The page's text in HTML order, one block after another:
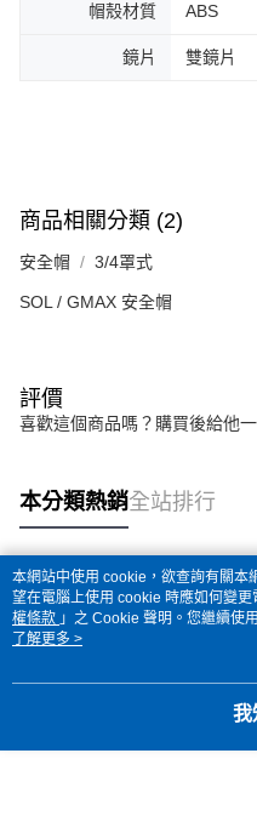
帽殼材質 ABS
鏡片 雙鏡片
商品相關分類 (2)
安全帽 3/4罩式
SOL / GMAX 安全帽
評價
喜歡這個商品嗎？購買後給他
本分類熱銷全站排行
熱門標籤
本網站中使用 cookie，欲查詢有關本
望在電腦上使用 cookie 時應如何變
權條款 」之 Cookie 聲明。您繼續使
用條款之 Cookie 聲明使用 cookie。
了解更多 >
我